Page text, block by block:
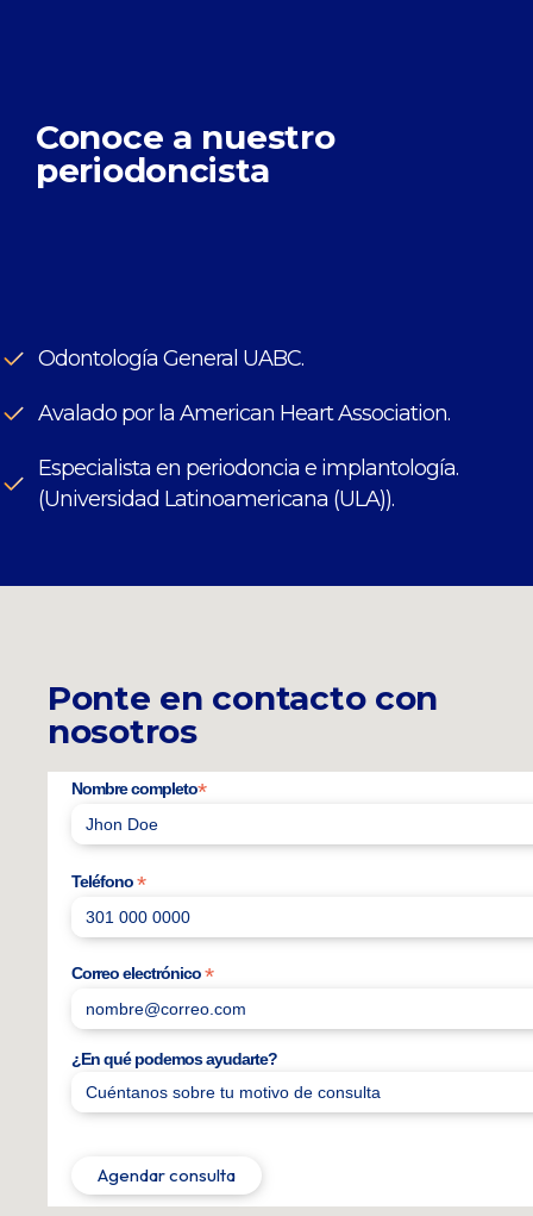
Conoce a nuestro
periodoncista
Odontología General UABC.
Avalado por la American Heart Association.
Especialista en periodoncia e implantología.
(Universidad Latinoamericana (ULA)).
Ponte en contacto con
nosotros
Nombre completo*
Teléfono*
Correo electrónico*
¿En qué podemos ayudarte?